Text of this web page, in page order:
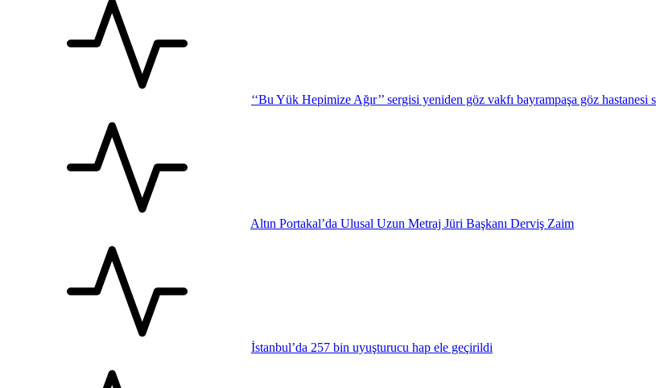
‘‘Bu Yük Hepimize Ağır’’ sergisi yeniden göz vakfı bayrampaşa göz hastanesi
Altın Portakal’da Ulusal Uzun Metraj Jüri Başkanı Derviş Zaim
İstanbul’da 257 bin uyuşturucu hap ele geçirildi